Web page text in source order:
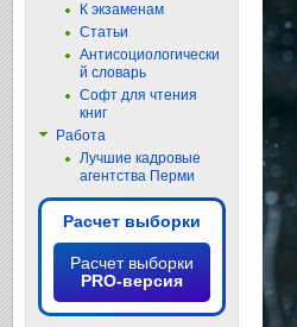
К экзаменам
Статьи
Антисоциологически
й словарь
Софт для чтения
книг
Работа
Лучшие кадровые
агентства Перми
Расчет выборки
Расчет выборки
PRO-версия